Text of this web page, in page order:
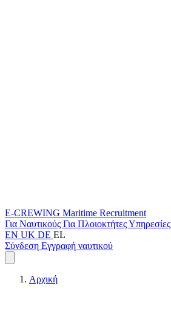
E-CREWING Maritime Recruitment
Για Ναυτικούς Για ΠλοιοκτήτεςΥπηρεσίες
EN UK DE EL
Σύνδεση Εγγραφή ναυτικού
Αρχική